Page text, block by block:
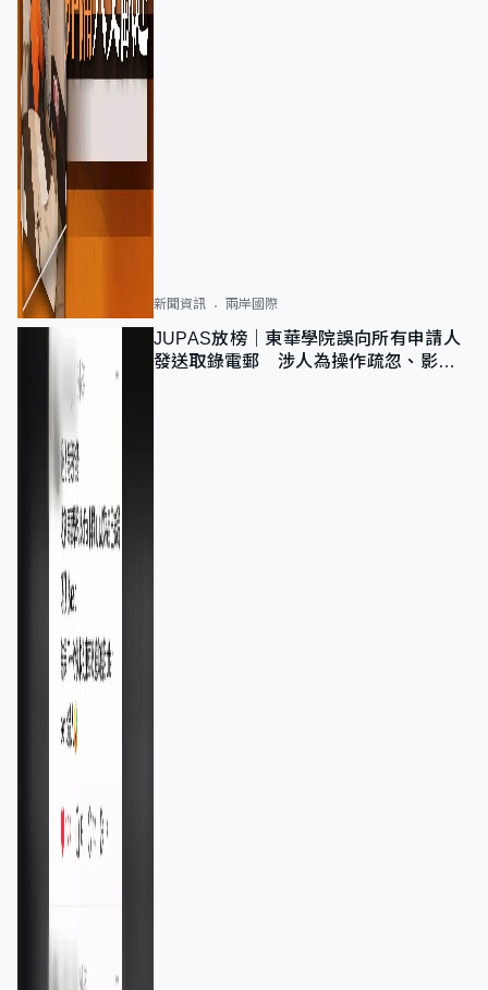
新聞資訊 兩岸國際
JUPAS放榜｜東華學院誤向所有申請人
發送取錄電郵 涉人為操作疏忽、影響